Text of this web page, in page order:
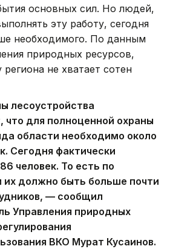
основных сил. Но людей,
эту работу, сегодня
необходимого. По данным
природных ресурсов,
региона не хватает сотен
лесоустройства
что для полноценной охраны
области необходимо около
Сегодня фактически
человек. То есть по
их должно быть больше почти
— сообщил
Управления природных
ВКО Мурат Кусаинов.